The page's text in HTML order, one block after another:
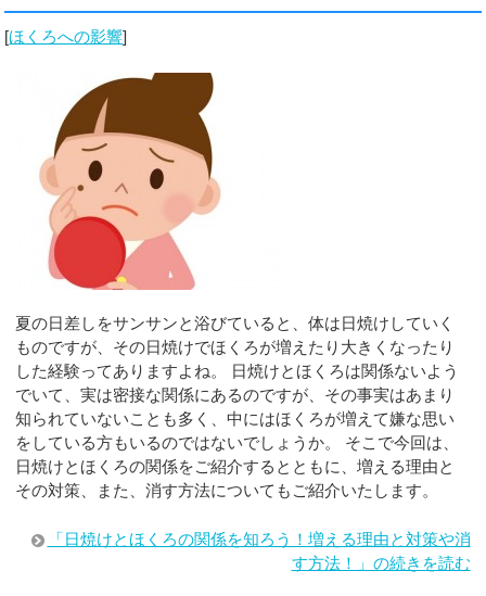
[ほくろへの影響]
夏の日差しをサンサンと浴びていると、体は日焼けしていく
ものですが、その日焼けでほくろが増えたり大きくなったり
した経験ってありますよね。 日焼けとほくろは関係ないよう
でいて、実は密接な関係にあるのですが、その事実はあまり
知られていないことも多く、中にはほくろが増えて嫌な思い
をしている方もいるのではないでしょうか。 そこで今回は、
日焼けとほくろの関係をご紹介するとともに、増える理由と
その対策、また、消す方法についてもご紹介いたします。
「日焼けとほくろの関係を知ろう！増える理由と対策や消
す方法！」の続きを読む